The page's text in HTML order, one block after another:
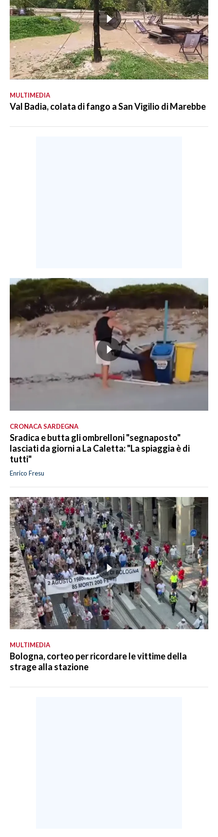
MULTIMEDIA
Val Badia, colata di fango a San Vigilio di Marebbe
CRONACA SARDEGNA
Sradica e butta gli ombrelloni "segnaposto"
lasciati da giorni a La Caletta: "La spiaggia è di
tutti"
Enrico Fresu
MULTIMEDIA
Bologna, corteo per ricordare le vittime della
strage alla stazione